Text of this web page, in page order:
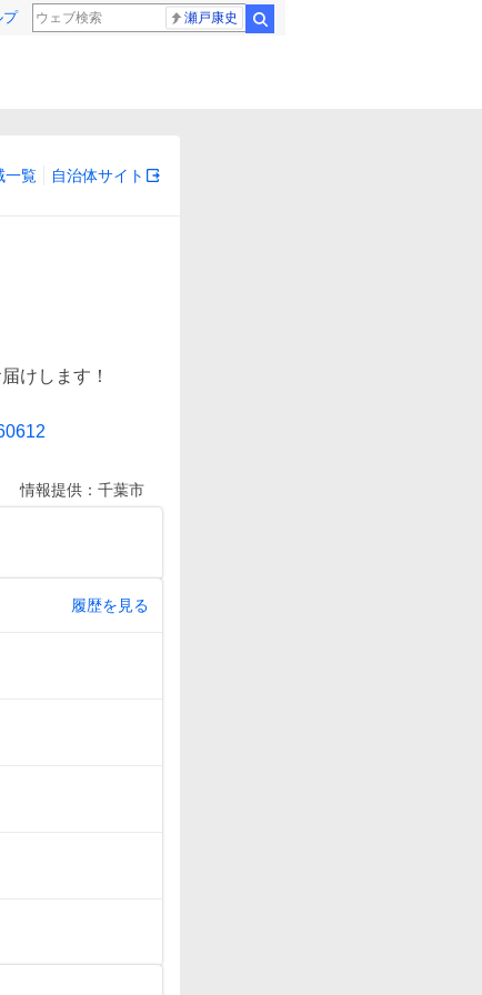
プ 瀬戸康史
一覧 自治体サイト
けします！
情報提供： 千葉市
履歴を見る